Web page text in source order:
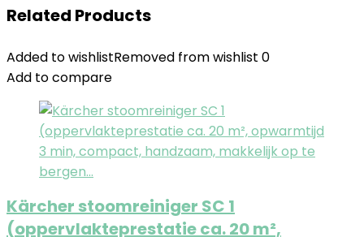
Related Products
Added to wishlistRemoved from wishlist 0
Add to compare
Kärcher stoomreiniger SC 1
(oppervlakteprestatie ca. 20 m²,